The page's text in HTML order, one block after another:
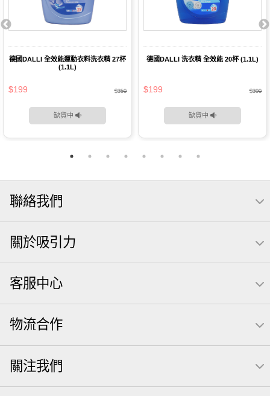
德國DALLI 全效能運動衣料洗衣精 27杯
(1.1L)
$199 $350
缺貨中
德國DALLI 洗衣精 全效能 20杯 (1.1L)
$199 $300
缺貨中
聯絡我們
關於吸引力
客服中心
物流合作
關注我們